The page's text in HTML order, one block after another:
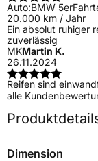
Auto:BMW 5er
20.000 km / Jahr
Ein absolut ruhiger
zuverlässig
MKMartin K.
26.11.2024
Reifen sind
alle
Dimension